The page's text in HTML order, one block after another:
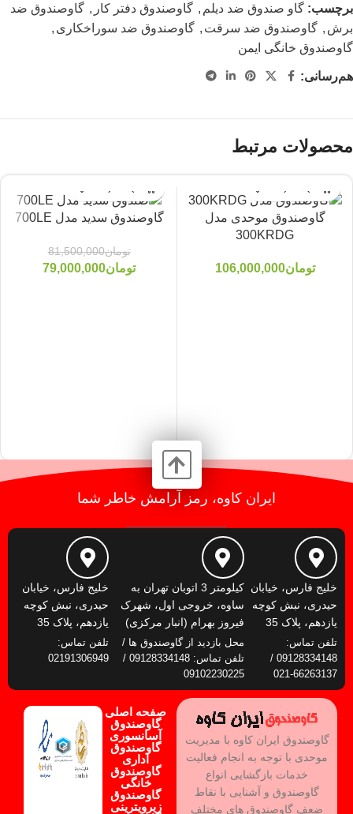
برچسب: گاو صندوق ضد دیلم , گاوصندوق دفتر کار , گاوصندوق ضد
برش , گاوصندوق ضد سرقت , گاوصندوق ضد سوراخکاری ,
گاوصندوق خانگی ایمن
هم‌رسانی:
محصولات مرتبط
گاوصندوق موحدی مدل
300KRDG
تومان106,000,000
گاوصندوق سدید مدل 700LE
تومان81,500,000
تومان79,000,000
ایران کاوه، رمز آرامش خاطر شما
خلیج فارس، خیابان
حیدری، نبش کوچه
یازدهم، پلاک 35
تلفن تماس:
09128334148 /
66263137-021
کیلومتر 3 اتوبان تهران به
ساوه، خروجی اول، شهرک
فیروز بهرام (انبار مرکزی)
محل بازدید از گاوصندوق ها /
تلفن تماس: 09128334148 /
09102230225
خلیج فارس، خیابان
حیدری، نبش کوچه
یازدهم، پلاک 35
تلفن تماس:
02191306949
گاوصندوق ایران کاوه با مدیریت
موحدی با توجه به انجام فعالیت
خدمات بازگشایی انواع
گاوصندوق و آشنایی با نقاط
ضعف گاوصندوق های مختلف
صفحه اصلی
گاوصندوق
آسانسوری
گاوصندوق
اداری
گاوصندوق
خانگی
گاوصندوق
زیرویترینی